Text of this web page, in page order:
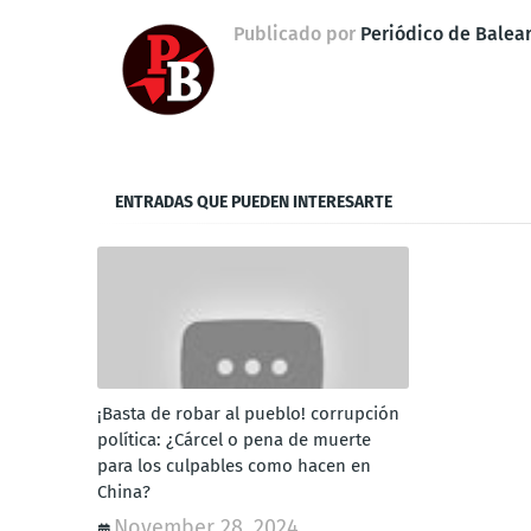
Publicado por Periódico de
ENTRADAS QUE PUEDEN INTERESARTE
¡Basta de robar al pueblo! corrupción
política: ¿Cárcel o pena de muerte
para los culpables como hacen en
China?